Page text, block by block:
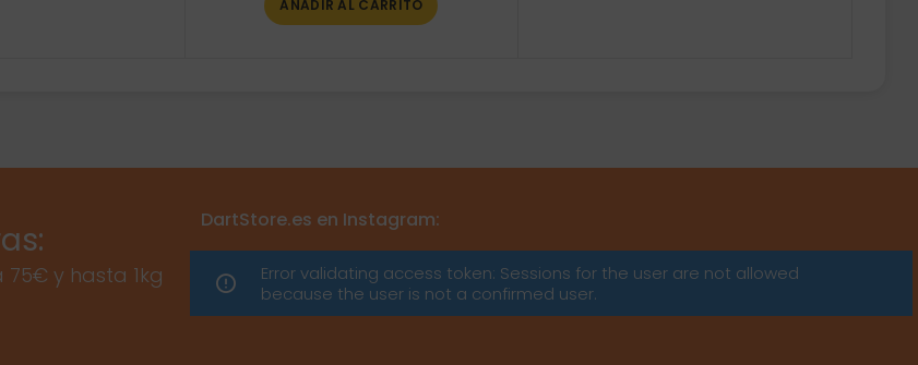
AÑADIR AL CARRITO
75€ y hasta 1kg
DartStore.es en Instagram:
Error validating access token: Sessions for the user are not allowed
because the user is not a confirmed user.